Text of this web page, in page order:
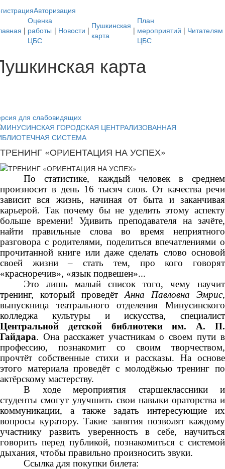
Авторизация
|
Оценка
работы
ЦБС
| Новости | Пушкинская
карта
|
План
мероприятий
ЦБС
| Читателям
карта
для слабовидящих
ТРЕНИНГ «ОРИЕНТАЦИЯ НА УСПЕХ»
По статистике, каждый человек в среднем
произносит в день 16 тысяч слов. От качества речи
зависит вся жизнь, начиная от быта и заканчивая
карьерой. Так почему бы не уделить этому аспекту
больше времени! Удивить преподавателя на зачёте,
найти правильные слова во время неприятного
разговора с родителями, поделиться впечатлениями о
прочитанной книге или даже сделать слово основой
своей жизни – стать тем, про кого говорят
«красноречив», «язык подвешен»...
Это лишь малый список того, чему научит
тренинг, который проведёт Анна Павловна Эмрис,
выпускница театрального отделения Минусинского
колледжа культуры и искусства, специалист
Центральной детской библиотеки им. А. П.
Гайдара. Она расскажет участникам о своем пути в
профессию, познакомит со своим творчеством,
прочтёт собственные стихи и рассказы. На основе
этого материала проведёт с молодёжью тренинг по
актёрскому мастерству.
В ходе мероприятия старшеклассники и
студенты смогут улучшить свои навыки ораторства и
коммуникации, а также задать интересующие их
вопросы куратору. Такие занятия позволят каждому
участнику развить уверенность в себе, научиться
говорить перед публикой, познакомиться с системой
дыхания, чтобы правильно произносить звуки.
Ссылка для покупки билета: